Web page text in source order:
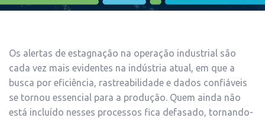
Os alertas de estagnação na operação industrial são
cada vez mais evidentes na indústria atual, em que a
busca por eficiência, rastreabilidade e dados confiáveis
se tornou essencial para a produção. Quem ainda não
está incluído nesses processos fica defasado, tornando-